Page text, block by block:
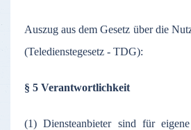
Auszug aus dem Gesetz über die
(Teledienstegesetz - TDG):
§ 5 Verantwortlichkeit
(1) Diensteanbieter sind für